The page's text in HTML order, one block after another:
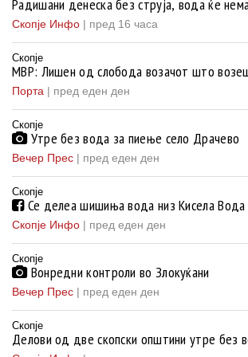
Радишани денеска без струја, вода ќе
Скопје Инфо | пред 16 часа
Скопје
МВР: Лишен од слобода возачот што
Порта | пред еден ден
Скопје
Утре без вода за пиење село Драчево
Вечер Прес | пред еден ден
Скопје
Се делеа шишиња вода низ Кисела Вода
Скопје Инфо | пред еден ден
Скопје
Вонредни контроли во Злокуќани
Вечер Прес | пред еден ден
Скопје
Делови од две скопски општини утре без